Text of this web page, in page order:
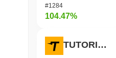
#1284
104.47%
TUTORIAL